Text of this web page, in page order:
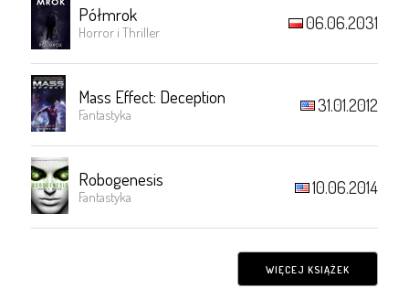
Półmrok
Horror i Thriller 06.06.2031
Mass Effect: Deception
Fantastyka 31.01.2012
Robogenesis
Fantastyka 10.06.2014
WIĘCEJ KSIĄŻEK